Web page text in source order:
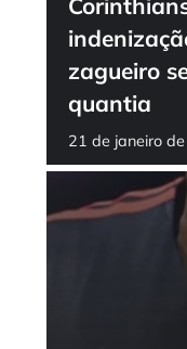
zagueiro
quantia
21 de janeiro